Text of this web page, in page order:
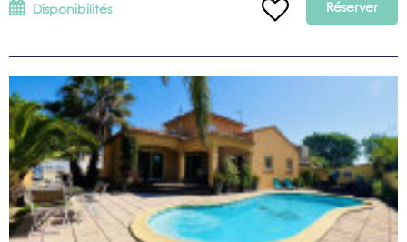
Disponibilités Réserver